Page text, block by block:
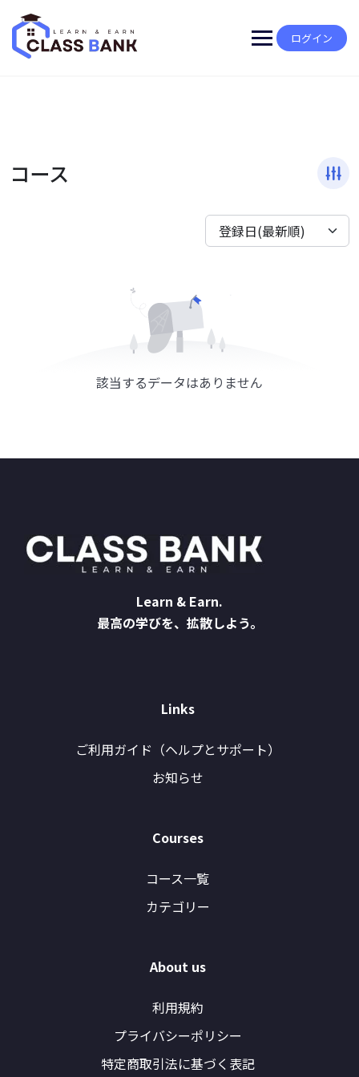
content
ログイン
コース
登録日(最新順)
該当するデータはありません
Learn & Earn.
最高の学びを、拡散しよう。
Links
ご利用ガイド（ヘルプとサポート）
お知らせ
Courses
コース一覧
カテゴリー
About us
利用規約
プライバシーポリシー
特定商取引法に基づく表記